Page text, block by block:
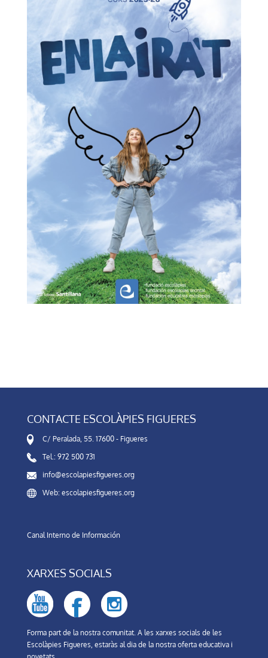
CONTACTE ESCOLÀPIES FIGUERES
C/ Peralada, 55. 17600 - Figueres
Tel.: 972 500 731
info@escolapiesfigueres.org
Web: escolapiesfigueres.org
Canal Interno de Información
XARXES SOCIALS
Forma part de la nostra comunitat. A les xarxes socials de les
Escolàpies Figueres, estaràs al dia de la nostra oferta educativa i